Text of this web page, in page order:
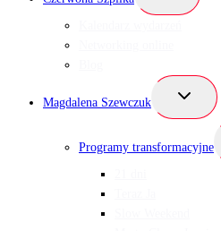
podrzędne
Magdalena Szewczuk
Przełącz
podrzędne
Programy transformacyjne